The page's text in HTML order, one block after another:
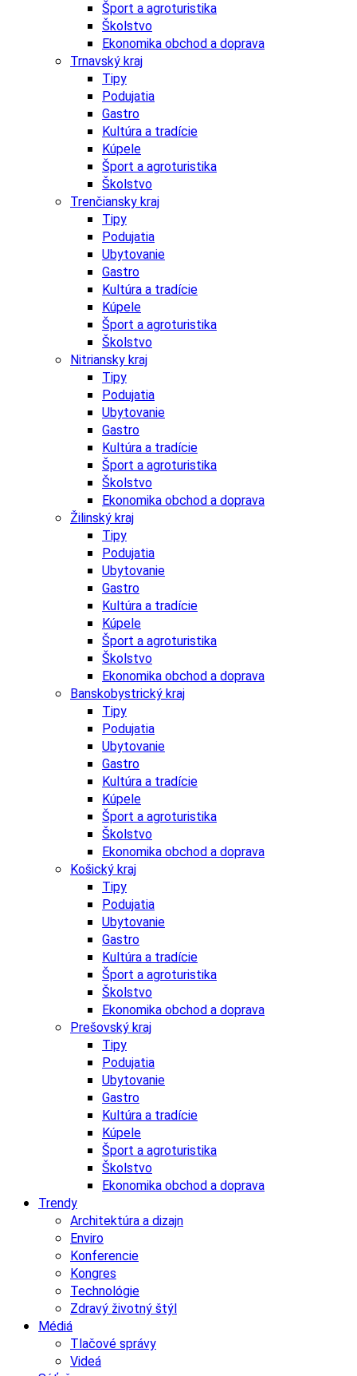
Šport a agroturistika
Školstvo
Ekonomika obchod a doprava
Trnavský kraj
Tipy
Podujatia
Gastro
Kultúra a tradície
Kúpele
Šport a agroturistika
Školstvo
Trenčiansky kraj
Tipy
Podujatia
Ubytovanie
Gastro
Kultúra a tradície
Kúpele
Šport a agroturistika
Školstvo
Nitriansky kraj
Tipy
Podujatia
Ubytovanie
Gastro
Kultúra a tradície
Šport a agroturistika
Školstvo
Ekonomika obchod a doprava
Žilinský kraj
Tipy
Podujatia
Ubytovanie
Gastro
Kultúra a tradície
Kúpele
Šport a agroturistika
Školstvo
Ekonomika obchod a doprava
Banskobystrický kraj
Tipy
Podujatia
Ubytovanie
Gastro
Kultúra a tradície
Kúpele
Šport a agroturistika
Školstvo
Ekonomika obchod a doprava
Košický kraj
Tipy
Podujatia
Ubytovanie
Gastro
Kultúra a tradície
Šport a agroturistika
Školstvo
Ekonomika obchod a doprava
Prešovský kraj
Tipy
Podujatia
Ubytovanie
Gastro
Kultúra a tradície
Kúpele
Šport a agroturistika
Školstvo
Ekonomika obchod a doprava
Trendy
Architektúra a dizajn
Enviro
Konferencie
Kongres
Technológie
Zdravý životný štýl
Médiá
Tlačové správy
Videá